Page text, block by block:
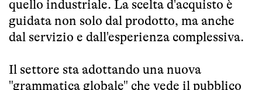
quello industriale. La scelta d'acquisto è
guidata non solo dal prodotto, ma anche
dal servizio e dall'esperienza complessiva.
Il settore sta adottando una nuova
"grammatica globale" che vede il pubblico